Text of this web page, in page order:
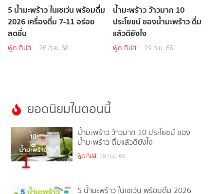
5 น้ำมะพร้าว ในเซเว่น พร้อมดื่ม
2026 เครื่องดื่ม 7-11 อร่อย
สดชื่น
ฟู้ด ทิปส์ 26 ส.ค. 68
น้ำมะพร้าว ว้าวมาก 10
ประโยชน์ ของน้ำมะพร้าว ดื่ม
แล้วดียังไง
ฟู้ด ทิปส์ 19 ก.ย. 66
ยอดนิยมในตอนนี้
1
น้ำมะพร้าว ว้าวมาก 10 ประโยชน์ ของ
น้ำมะพร้าว ดื่มแล้วดียังไง
ฟู้ด ทิปส์ 19 ก.ย. 66
5 น้ำมะพร้าว ในเซเว่น พร้อมดื่ม 2026